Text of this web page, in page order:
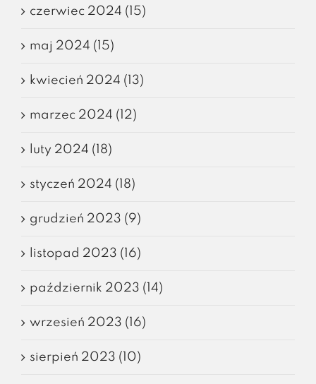
czerwiec 2024 (15)
maj 2024 (15)
kwiecień 2024 (13)
marzec 2024 (12)
luty 2024 (18)
styczeń 2024 (18)
grudzień 2023 (9)
listopad 2023 (16)
październik 2023 (14)
wrzesień 2023 (16)
sierpień 2023 (10)